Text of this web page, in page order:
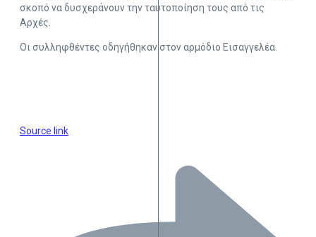
σκοπό να δυσχεράνουν την ταυτοποίηση τους από τις
Αρχές.
Οι συλληφθέντες οδηγήθηκαν στον αρμόδιο Εισαγγελέα.
Source link